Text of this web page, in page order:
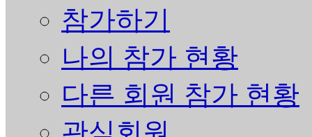
참가하기
나의 참가 현황
다른 회원 참가 현황